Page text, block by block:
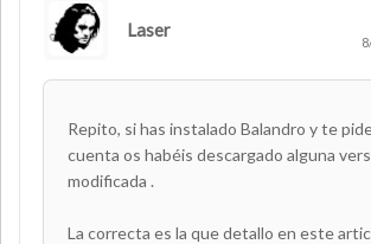
Laser
Repito, si has instalado Balandro y te
cuenta os habéis descargado alguna
modificada .
La correcta es la que detallo en este